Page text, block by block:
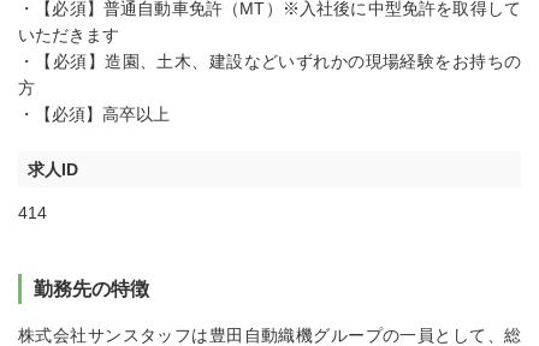
・【必須】普通自動車免許（MT）※入社後に中型免許を取得して
いただきます
・【必須】造園、土木、建設などいずれかの現場経験をお持ちの
方
・【必須】高卒以上
求人ID
414
勤務先の特徴
株式会社サンスタッフは豊田自動織機グループの一員として、総